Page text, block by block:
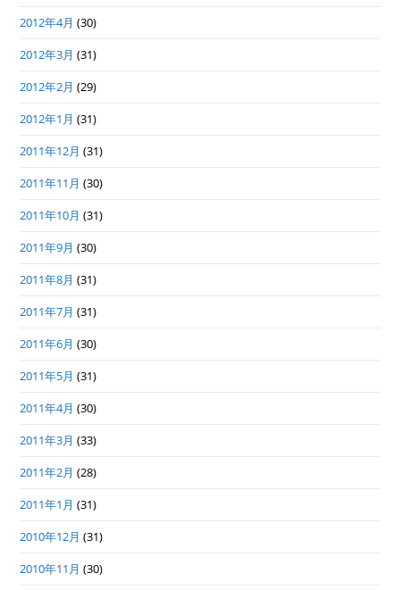
2012年4月 (30)
2012年3月 (31)
2012年2月 (29)
2012年1月 (31)
2011年12月 (31)
2011年11月 (30)
2011年10月 (31)
2011年9月 (30)
2011年8月 (31)
2011年7月 (31)
2011年6月 (30)
2011年5月 (31)
2011年4月 (30)
2011年3月 (33)
2011年2月 (28)
2011年1月 (31)
2010年12月 (31)
2010年11月 (30)